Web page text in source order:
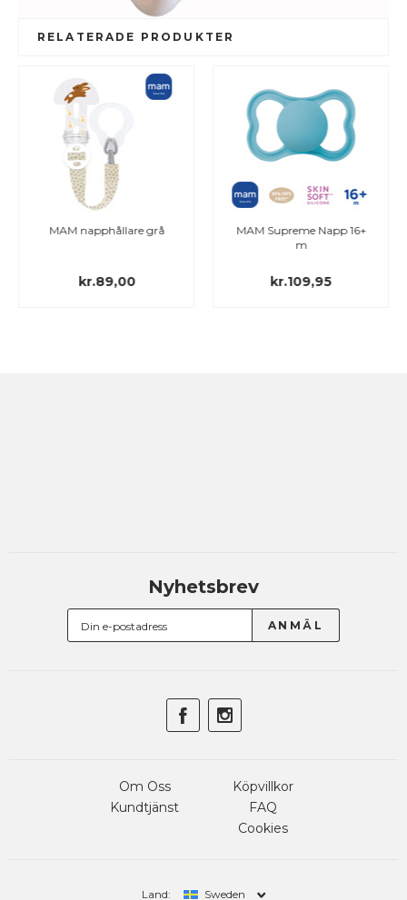
RELATERADE PRODUKTER
MAM napphållare grå
kr.89,00
MAM Supreme Napp 16+
m
kr.109,95
Nyhetsbrev
Om Oss
Kundtjänst
Köpvillkor
FAQ
Cookies
Land: Sweden